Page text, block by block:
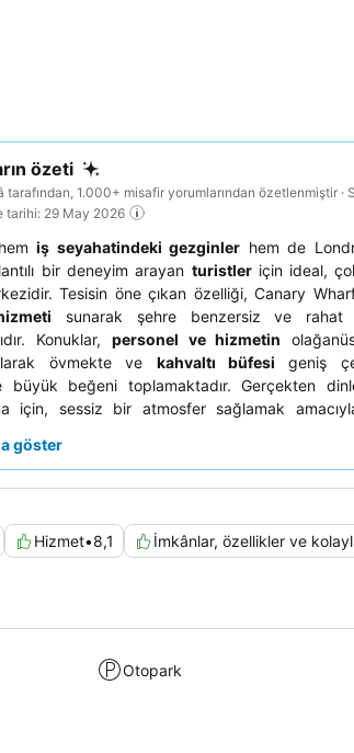
özeti
tarafından, 1.000+ misafir yorumlarından özetlenmiştir ·
tarihi: 29 May 2026
iş seyahatindeki gezginler hem de
bir deneyim arayan turistleriçin ideal,
Tesisin öne çıkan özelliği, Canary
sunarak şehre benzersiz ve rahat
Konuklar, personel ve hizmetin
övmekte ve kahvaltı büfesi geniş
büyük beğeni toplamaktadır. Gerçekten
için, sessiz bir atmosfer sağlamak
göster
Hizmet•8,1 İmkânlar, özellikler ve
Otopark